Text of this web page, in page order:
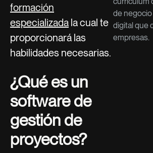
formación
especializada la cual te
proporcionará las
habilidades necesarias.
¿Qué es un
software de
gestión de
proyectos?
de
digital que
empresas.